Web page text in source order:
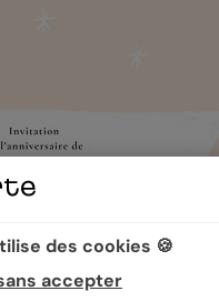
des cookies 🍪
accepter